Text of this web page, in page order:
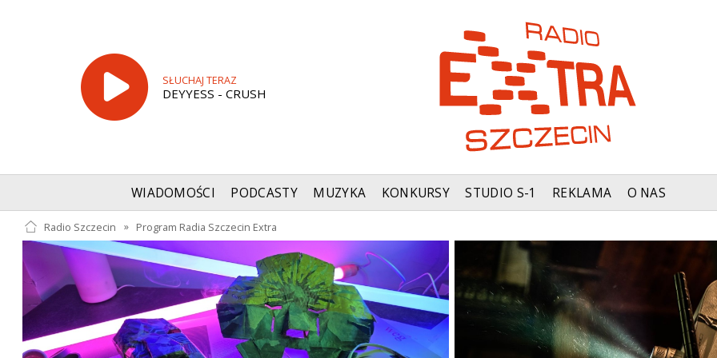
SŁUCHAJ TERAZ
DEYYESS - CRUSH
WIADOMOŚCI PODCASTY MUZYKA KONKURSY STUDIO S-1 REKLAMA O NAS
Radio Szczecin » Program Radia Szczecin Extra